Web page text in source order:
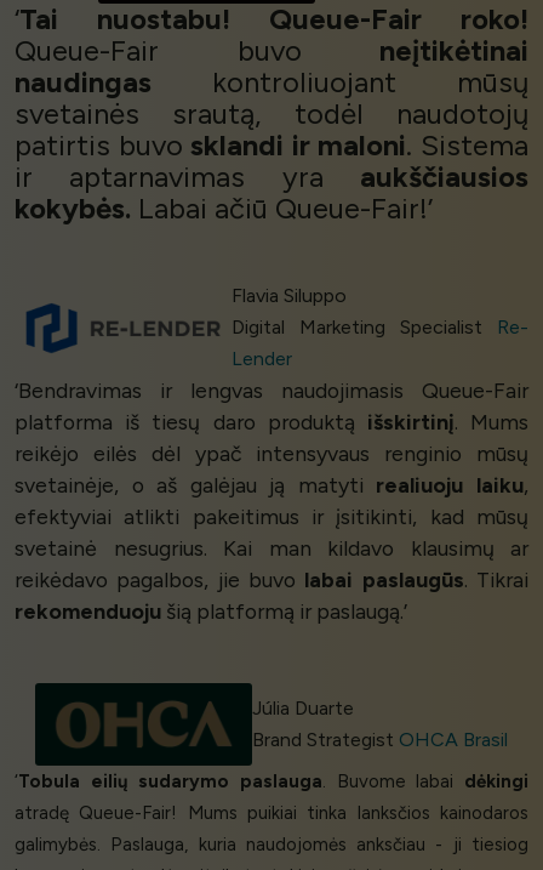
‘Tai nuostabu! Queue-Fair roko!
Queue-Fair buvo neįtikėtinai
naudingas kontroliuojant mūsų
svetainės srautą, todėl naudotojų
patirtis buvosklandi ir maloni. Sistema
ir aptarnavimas yra aukščiausios
kokybės. Labai ačiū Queue-Fair!’
Flavia Siluppo
Digital Marketing Specialist
Re-
Lender
‘Bendravimas ir lengvas naudojimasis Queue-Fair
platforma iš tiesų daro produktą išskirtinį. Mums
reikėjo eilės dėl ypač intensyvaus renginio mūsų
svetainėje, o aš galėjau ją matyti realiuoju laiku,
efektyviai atlikti pakeitimus ir įsitikinti, kad mūsų
svetainė nesugrius. Kai man kildavo klausimų ar
reikėdavo pagalbos, jie buvo labai paslaugūs. Tikrai
rekomenduoju šią platformą ir paslaugą.’
Júlia Duarte
Brand Strategist OHCA Brasil
‘Tobula eilių sudarymo paslauga. Buvome labai dėkingi
atradę Queue-Fair! Mums puikiai tinka lanksčios kainodaros
galimybės. Paslauga, kuria naudojomės anksčiau - ji tiesiog